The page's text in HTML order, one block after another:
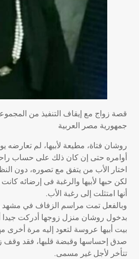
قصة زواج مع إيقاف التنفيذ من
جمهورية مصر العربية
روشان فتاة، مطيعة لأبيها، لم
أوامره حتى إن كان ذلك على حساب
اختار الأب من يتفق مع تصوره، دون
لكن حبها لأبيها والرغبة فى إرضائه
أنها امتثلت إلى رغبة الأب.
وبالفعل تمت مراسم الزفاف في مشهد
بدخول روشان منزل زوجها أدركت جيدا
بيت أبيها عروسة لتعود إليه مرة أخرى
صدق إحساسها وقبضة قلبها، فقد وقف
تتأخر لأجل غير مسمى.